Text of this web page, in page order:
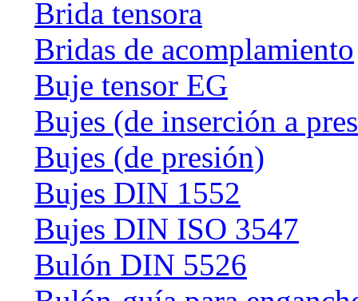
Brida tensora
Bridas de acomplamiento
Buje tensor EG
Bujes (de inserción a
Bujes (de presión)
Bujes DIN 1552
Bujes DIN ISO 3547
Bulón DIN 5526